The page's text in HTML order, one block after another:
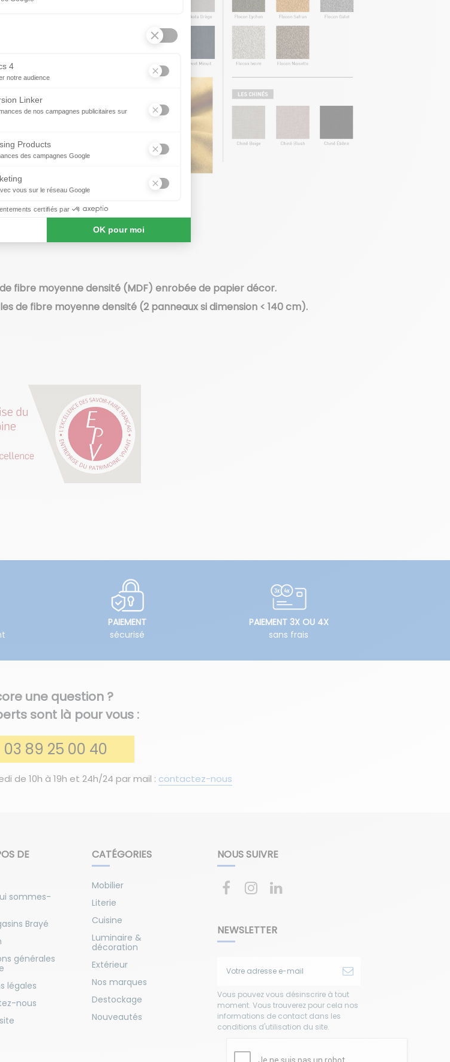
bois
fibre moyenne densité (MDF) enrobée de papier décor.
de fibre moyenne densité (2 panneaux si dimension < 140 cm).
une question ?
sont là pour vous :
03 89 25 00 40
de 10h à 19h et 24h/24 par mail : contactez-nous
PAIEMENT
sécurisé
PAIEMENT 3X OU 4X
sans frais
DE
sommes-
Brayé
générales
légales
nous
CATÉGORIES
Mobilier
Literie
Cuisine
Luminaire &
décoration
Extérieur
Nos marques
Destockage
Nouveautés
NOUS SUIVRE
NEWSLETTER
Vous pouvez vous désinscrire à tout
moment. Vous trouverez pour cela nos
informations de contact dans les
conditions d'utilisation du site.